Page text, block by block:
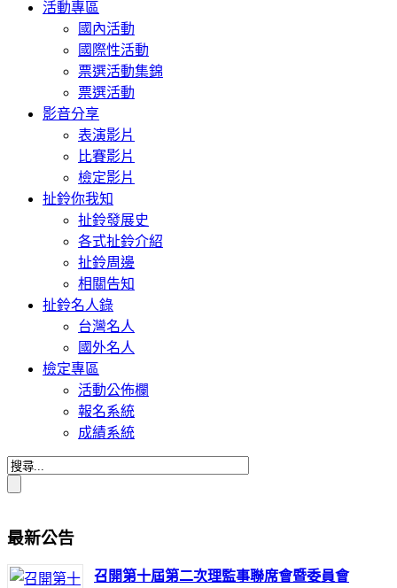
活動專區
國內活動
國際性活動
票選活動集錦
票選活動
影音分享
表演影片
比賽影片
檢定影片
扯鈴你我知
扯鈴發展史
各式扯鈴介紹
扯鈴周邊
相關告知
扯鈴名人錄
台灣名人
國外名人
檢定專區
活動公佈欄
報名系統
成績系統
最新公告
召開第十屆第二次理監事聯席會暨委員會